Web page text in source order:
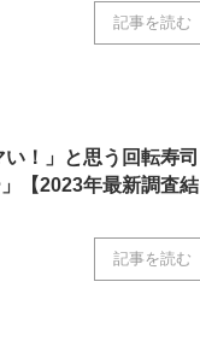
記事を読む
！」と思う回転寿司
【2023年最新調査結
記事を読む